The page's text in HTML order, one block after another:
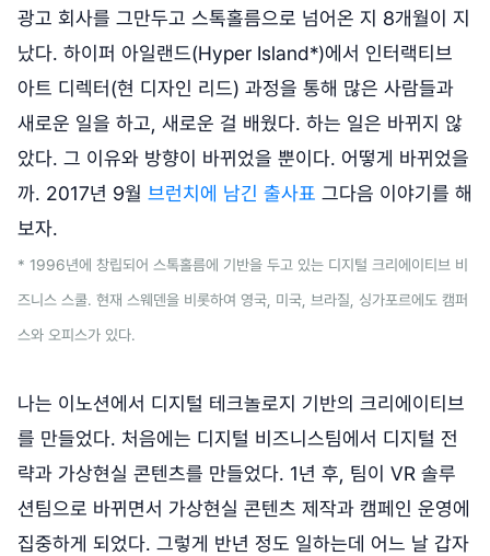
광고 회사를 그만두고 스톡홀름으로 넘어온 지 8개월이 지
났다. 하이퍼 아일랜드(Hyper Island*)에서 인터랙티브
아트 디렉터(현 디자인 리드) 과정을 통해 많은 사람들과
새로운 일을 하고, 새로운 걸 배웠다. 하는 일은 바뀌지 않
았다. 그 이유와 방향이 바뀌었을 뿐이다. 어떻게 바뀌었을
까. 2017년 9월 브런치에 남긴 출사표 그다음 이야기를 해
보자.
* 1996년에 창립되어 스톡홀름에 기반을 두고 있는 디지털 크리에이티브 비
즈니스 스쿨. 현재 스웨덴을 비롯하여 영국, 미국, 브라질, 싱가포르에도 캠퍼
스와 오피스가 있다.
나는 이노션에서 디지털 테크놀로지 기반의 크리에이티브
를 만들었다. 처음에는 디지털 비즈니스팀에서 디지털 전
략과 가상현실 콘텐츠를 만들었다. 1년 후, 팀이 VR 솔루
션팀으로 바뀌면서 가상현실 콘텐츠 제작과 캠페인 운영에
집중하게 되었다. 그렇게 반년 정도 일하는데 어느 날 갑자